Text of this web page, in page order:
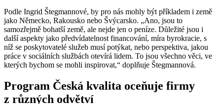
Podle Ingrid Štegmannové, by pro nás mohly být příkladem i země
jako Německo, Rakousko nebo Švýcarsko. „Ano, jsou to
samozřejmě bohatší země, ale nejde jen o peníze. Důležité jsou i
další aspekty jako předvídatelnost financování, míra byrokracie, s
níž se poskytovatelé služeb musí potýkat, nebo perspektiva, jakou
práce v sociálních službách otevírá lidem. To jsou všechno věci, ve
kterých bychom se mohli inspirovat,“ doplňuje Štegmannová.
Program Česká kvalita oceňuje firmy
z různých odvětví